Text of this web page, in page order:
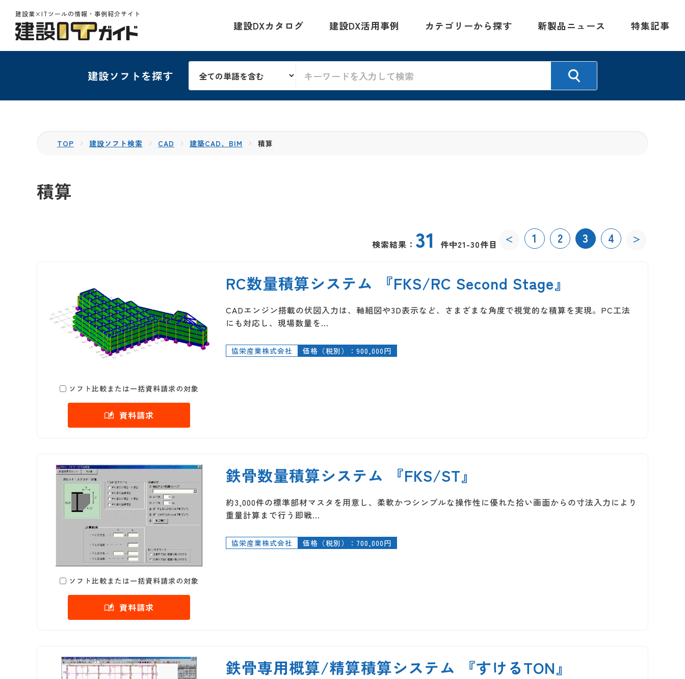
建設業×ITツールの情報・事例紹介サイト
建設DXカタログ 建設DX活用事例 カテゴリーから探す 新製品ニュース 特集記事
建設ソフトを探す
TOP 建設ソフト検索 CAD 建築CAD、BIM 積算
積算
検索結果： 31 件中21-30件目 ＜ 1 2 3 4 ＞
ソフト比較または一括資料請求の対象
資料請求
RC数量積算システム 『FKS/RC Second Stage』
CADエンジン搭載の伏図入力は、軸組図や3D表示など、さまざまな角度で視覚的な積算を実現。PC工法
にも対応し、現場数量を…
協栄産業株式会社 価格（税別）：900,000円
ソフト比較または一括資料請求の対象
資料請求
鉄骨数量積算システム 『FKS/ST』
約3,000件の標準部材マスタを用意し、柔軟かつシンプルな操作性に優れた拾い画面からの寸法入力により
重量計算まで行う即戦…
協栄産業株式会社 価格（税別）：700,000円
鉄骨専用概算/精算積算システム 『すけるTON』